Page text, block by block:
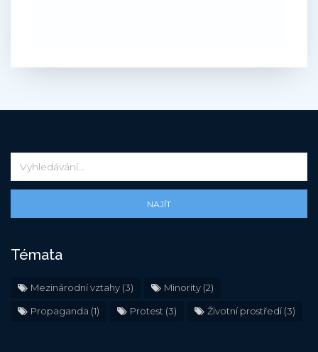
NAJÍT
Témata
Mezinárodní vztahy (3) Minority (2)
Propaganda (1) Protest (3) Životní prostředí(3)